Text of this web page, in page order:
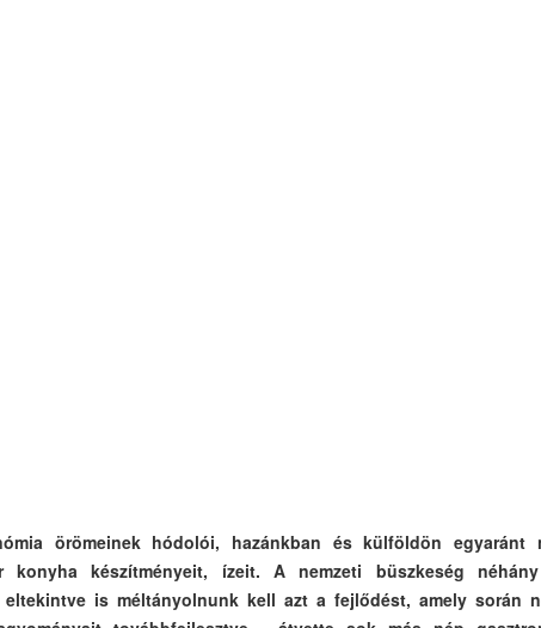
örömeinek hódolói, hazánkban és külföldön egyaránt
konyha készítményeit, ízeit. A nemzeti büszkeség
eltekintve is méltányolnunk kell azt a fejlődést, amely során